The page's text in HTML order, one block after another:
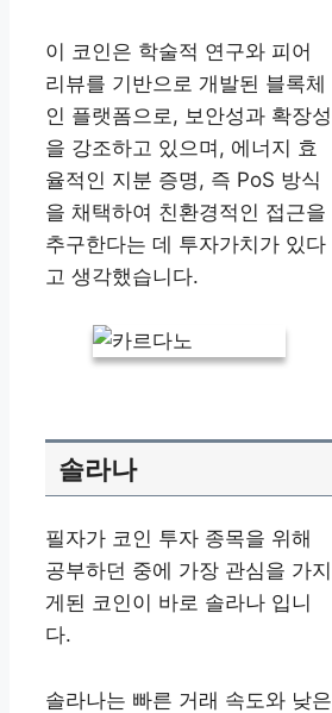
이 코인은 학술적 연구와 피어
리뷰를 기반으로 개발된 블록체
인 플랫폼으로, 보안성과 확장성
을 강조하고 있으며, 에너지 효
율적인 지분 증명, 즉 PoS 방식
을 채택하여 친환경적인 접근을
추구한다는 데 투자가치가 있다
고 생각했습니다.
솔라나
필자가 코인 투자 종목을 위해
공부하던 중에 가장 관심을 가지
게된 코인이 바로 솔라나 입니
다.
솔라나는 빠른 거래 속도와 낮은